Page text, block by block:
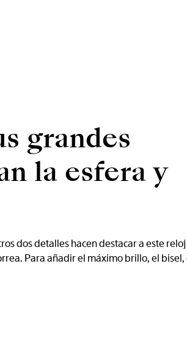
grandes
la esfera y
dos detalles hacen destacar a este
Para añadir el máximo brillo, el bisel,